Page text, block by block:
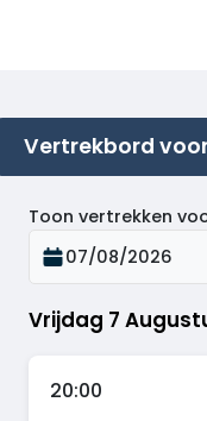
Vertrekbord
Vrijdag 7
Toon vertrekken
07/08/2026
20:00